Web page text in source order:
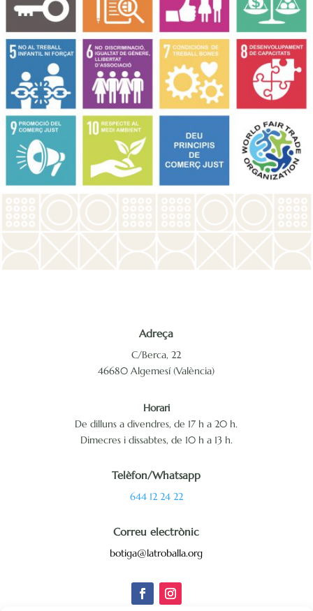
Adreça
C/Berca, 22
46680 Algemesí (València)
Horari
De dilluns a divendres, de 17 h a 20 h.
Dimecres i dissabtes, de 10 h a 13 h.
Telèfon/Whatsapp
644 12 24 22
Correu electrònic
botiga@latroballa.org